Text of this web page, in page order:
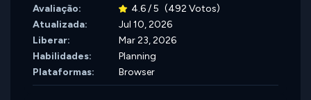
Avaliação:
4.6 / 5 (492 Votos)
Atualizada:
Jul 10, 2026
Liberar:
Mar 23, 2026
Habilidades:
Planning
Plataformas:
Browser